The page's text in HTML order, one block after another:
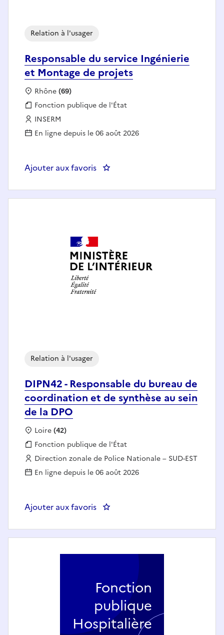
Responsable du service Ingénierie
et Montage de projets
Relation à l'usager
Localisation :
Rhône(69)
Fonction publique :
Fonction publique de l'État
Employeur :
INSERM
En ligne depuis le 06 août 2026
Ajouter aux favoris : Responsable du service
DIPN42 - Responsable du bureau de
coordination et de synthèse au sein
de la DPO
Relation à l'usager
Localisation :
Loire(42)
Fonction publique :
Fonction publique de l'État
Employeur :
Direction zonale de Police Nationale – SUD-EST
En ligne depuis le 06 août 2026
Ajouter aux favoris : DIPN42 - Responsable du
Fonction
publique
Hospitalière